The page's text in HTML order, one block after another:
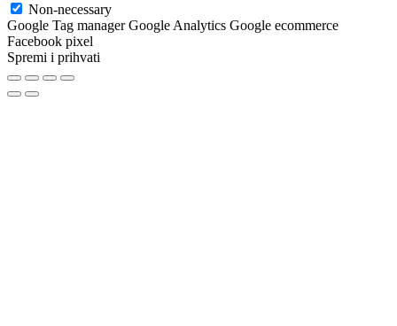
Non-necessary
Google Tag manager Google Analytics Google ecommerce
Facebook pixel
Spremi i prihvati